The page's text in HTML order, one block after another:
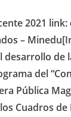
2021 link:
–
desarrollo de
del
Pública
Cuadros